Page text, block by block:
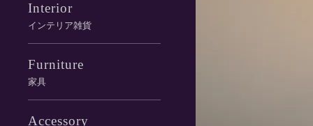
Interior
インテリア雑貨
Furniture
家具
Accessory